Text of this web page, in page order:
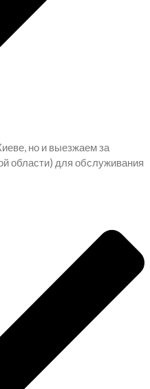
но и выезжаем за
области) для обслуживания